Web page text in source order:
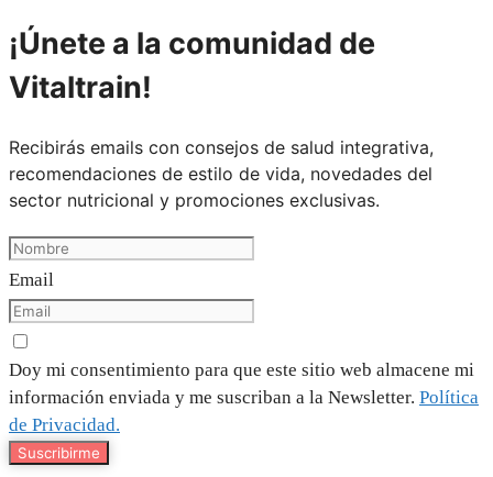
¡Únete a la comunidad de
Vitaltrain!
Recibirás emails con consejos de salud integrativa,
recomendaciones de estilo de vida, novedades del
sector nutricional y promociones exclusivas.
Email
Doy mi consentimiento para que este sitio web almacene mi
información enviada y me suscriban a la Newsletter. Política
de Privacidad.
Suscribirme